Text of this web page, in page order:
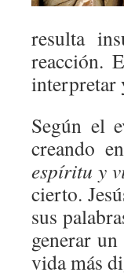
resulta
reacción.
interpretar
Según el
creando
espíritu y
cierto.
sus
generar
vida más